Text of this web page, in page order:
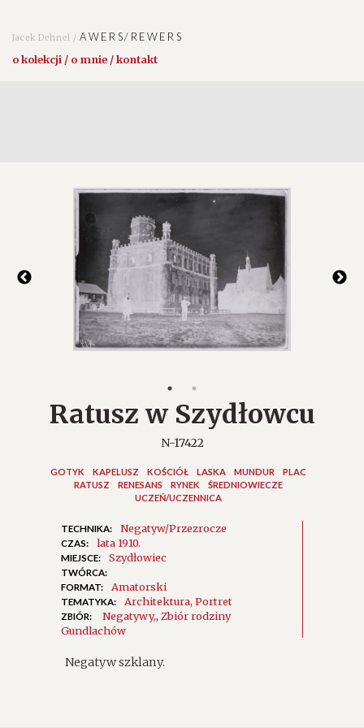
Jacek Dehnel /AWERS/REWERS
o kolekcji / o mnie / kontakt
Ratusz w Szydłowcu
N-17422
GOTYK KAPELUSZ KOŚCIÓŁ LASKA MUNDUR
PLAC
RATUSZ
RENESANS RYNEK
ŚREDNIOWIECZE
UCZEŃ/UCZENNICA
TECHNIKA: Negatyw/Przezrocze
CZAS: lata 1910.
MIEJSCE: Szydłowiec
TWÓRCA:
FORMAT:
Amatorski
TEMATYKA: Architektura Portret
ZBIÓR: Negatywy, Zbiór rodziny
Gundlachów
Negatyw szklany.